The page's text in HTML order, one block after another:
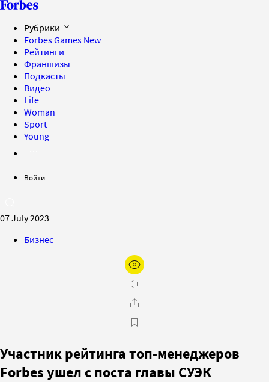
Рубрики
Forbes Games New
Рейтинги
Франшизы
Подкасты
Видео
Life
Woman
Sport
Young
Войти
07 July 2023
Бизнес
Участник рейтинга топ-менеджеров
Forbes ушел с поста главы СУЭК